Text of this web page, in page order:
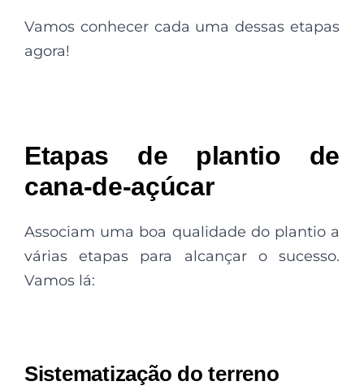
Vamos conhecer cada uma dessas etapas
agora!
Etapas de plantio de
cana-de-açúcar
Associam uma boa qualidade do plantio a
várias etapas para alcançar o sucesso.
Vamos lá:
Sistematização do terreno